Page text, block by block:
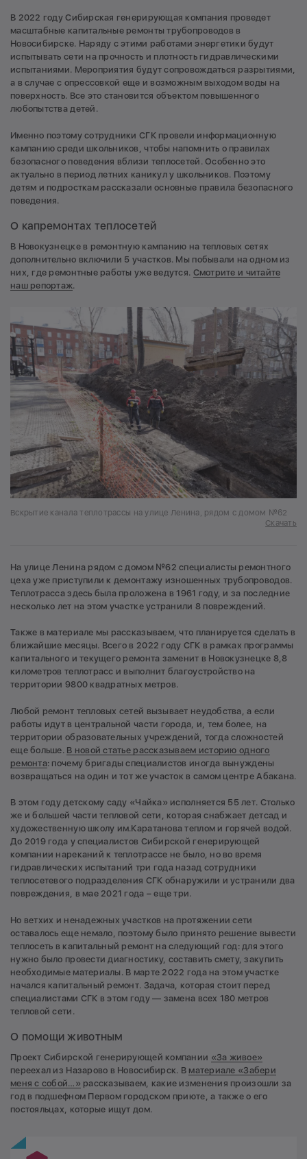
В 2022 году Сибирская генерирующая компания проведет
масштабные капитальные ремонты трубопроводов в
Новосибирске. Наряду с этими работами энергетики будут
испытывать сети на прочность и плотность гидравлическими
испытаниями. Мероприятия будут сопровождаться разрытиями,
а в случае с опрессовкой еще и возможным выходом воды на
поверхность. Все это становится объектом повышенного
любопытства детей.
Именно поэтому сотрудники СГК провели информационную
кампанию среди школьников, чтобы напомнить о правилах
безопасного поведения вблизи теплосетей. Особенно это
актуально в период летних каникул у школьников. Поэтому
детям и подросткам рассказали основные правила безопасного
поведения.
О капремонтах теплосетей
В Новокузнецке в ремонтную кампанию на тепловых сетях
дополнительно включили 5 участков. Мы побывали на одном из
них, где ремонтные работы уже ведутся. Смотрите и читайте
наш репортаж.
Вскрытие канала теплотрассы на улице Ленина, рядом с домом №62
Скачать
На улице Ленина рядом с домом №62 специалисты ремонтного
цеха уже приступили к демонтажу изношенных трубопроводов.
Теплотрасса здесь была проложена в 1961 году, и за последние
несколько лет на этом участке устранили 8 повреждений.
Также в материале мы рассказываем, что планируется сделать в
ближайшие месяцы. Всего в 2022 году СГК в рамках программы
капитального и текущего ремонта заменит в Новокузнецке 8,8
километров теплотрасс и выполнит благоустройство на
территории 9800 квадратных метров.
Любой ремонт тепловых сетей вызывает неудобства, а если
работы идут в центральной части города, и, тем более, на
территории образовательных учреждений, тогда сложностей
еще больше. В новой статье рассказываем историю одного
ремонта: почему бригады специалистов иногда вынуждены
возвращаться на один и тот же участок в самом центре Абакана.
В этом году детскому саду «Чайка» исполняется 55 лет. Столько
же и большей части тепловой сети, которая снабжает детсад и
художественную школу им.Каратанова теплом и горячей водой.
До 2019 года у специалистов Сибирской генерирующей
компании нареканий к теплотрассе не было, но во время
гидравлических испытаний три года назад сотрудники
теплосетевого подразделения СГК обнаружили и устранили два
повреждения, в мае 2021 года – еще три.
Но ветхих и ненадежных участков на протяжении сети
оставалось еще немало, поэтому было принято решение вывести
теплосеть в капитальный ремонт на следующий год: для этого
нужно было провести диагностику, составить смету, закупить
необходимые материалы. В марте 2022 года на этом участке
начался капитальный ремонт. Задача, которая стоит перед
специалистами СГК в этом году — замена всех 180 метров
тепловой сети.
О помощи животным
Проект Сибирской генерирующей компании «За живое»
переехал из Назарово в Новосибирск. В материале «Забери
меня с собой…»рассказываем, какие изменения произошли за
год в подшефном Первом городском приюте, а также о его
постояльцах, которые ищут дом.